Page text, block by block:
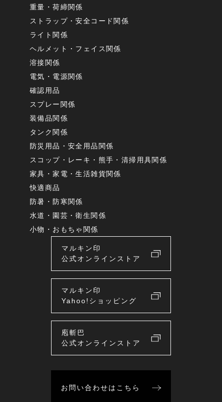
重量・荷締関係
ストラップ・安全コード関係
ライト関係
ヘルメット・フェイス関係
溶接関係
電気・電源関係
確認用品
スプレー関係
装備品関係
タンク関係
防災用品・安全用品関係
スコップ・レーキ・熊手・清掃用具関係
家具・家電・生活雑貨関係
快適商品
防暑・防寒関係
水道・園芸・衛生関係
小物・おもちゃ関係
マルキン印
公式オンラインストア
マルキン印
Yahoo!ショッピング
庖斬巴
公式オンラインストア
お問い合わせはこちら